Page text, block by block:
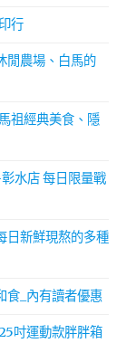
行
閒農場、白馬的
祖經典美食、隱
水店 每日限量戰
新鮮現熬的多種
食_內有讀者優惠
吋運動款胖胖箱